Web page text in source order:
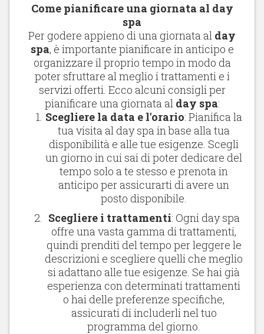
Come pianificare una giornata al day
spa
Per godere appieno di una giornata al day
spa, è importante pianificare in anticipo e
organizzare il proprio tempo in modo da
poter sfruttare al meglio i trattamenti e i
servizi offerti. Ecco alcuni consigli per
pianificare una giornata al day spa:
Scegliere la data e l'orario: Pianifica la
tua visita al day spa in base alla tua
disponibilità e alle tue esigenze. Scegli
un giorno in cui sai di poter dedicare del
tempo solo a te stesso e prenota in
anticipo per assicurarti di avere un
posto disponibile.
Scegliere i trattamenti: Ogni day spa
offre una vasta gamma di trattamenti,
quindi prenditi del tempo per leggere le
descrizioni e scegliere quelli che meglio
si adattano alle tue esigenze. Se hai già
esperienza con determinati trattamenti
o hai delle preferenze specifiche,
assicurati di includerli nel tuo
programma del giorno.